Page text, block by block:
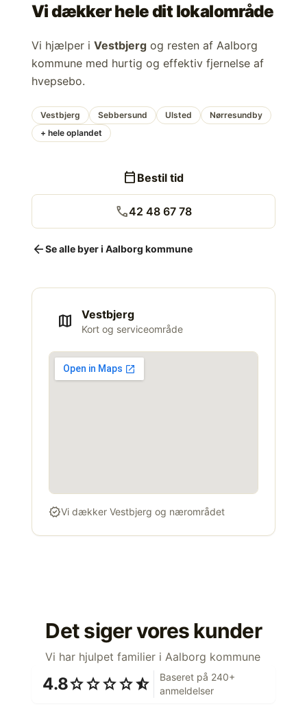
Vi dækker hele dit lokalområde
Vi hjælper i Vestbjerg og resten af Aalborg
kommune med hurtig og effektiv fjernelse af
hvepsebo.
Vestbjerg Sebbersund Ulsted
Nørresundby
+ hele oplandet
calendar_today Bestil tid
call42 48 67 78
arrow_backSe alle byer i Aalborg kommune
map Vestbjerg
Kort og serviceområde
verifiedVi dækker Vestbjerg og nærområdet
Det siger vores kunder
Vi har hjulpet familier i Aalborg kommune
4.8starstarstarstarstar_half
Baseret på 240+
anmeldelser